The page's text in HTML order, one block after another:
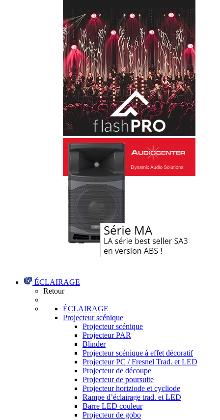
ÉCLAIRAGE
Retour
ÉCLAIRAGE
Projecteur scénique
Projecteur scénique
Projecteur PAR
Blinder
Projecteur scénique à effet décoratif
Projecteur PC / Fresnel Trad. et LED
Projecteur de découpe
Projecteur de poursuite
Projecteur horiziode et cycliode
Rampe d’éclairage trad. et LED
Barre LED couleur
Projecteur de gobo